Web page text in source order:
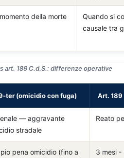
della morte
Quando si
causale tra
art. 189 C.d.S.: differenze operative
ter (omicidio con fuga) Art. 189
— aggravante
stradale
Reato
pena omicidio (fino a
3 mesi -